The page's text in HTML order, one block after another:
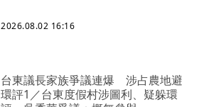
2026.08.02 16:16
台東議長家族爭議連爆 涉占農地避
環評1／台東度假村涉圖利、疑躲環